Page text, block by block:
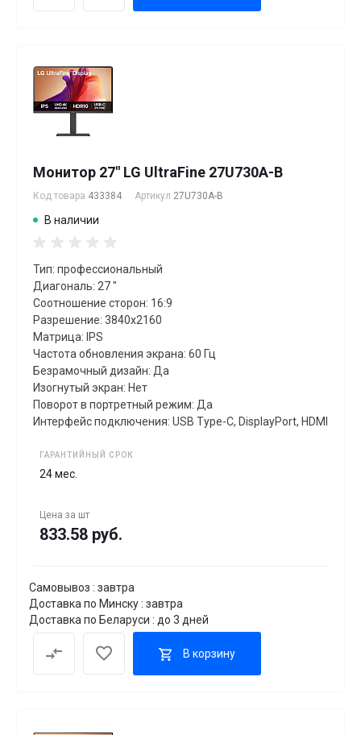
Монитор 27" LG UltraFine 27U730A-B
Код товара 433384 Артикул 27U730A-B
В наличии
Тип: профессиональный
Диагональ: 27 "
Соотношение сторон: 16:9
Разрешение: 3840x2160
Матрица: IPS
Частота обновления экрана: 60 Гц
Безрамочный дизайн: Да
Изогнутый экран: Нет
Поворот в портретный режим: Да
Интерфейс подключения: USB Type-C, DisplayPort, HDMI
ГАРАНТИЙНЫЙ СРОК
24 мес.
Цена за шт
833.58 руб.
Самовывоз : завтра
Доставка по Минску : завтра
Доставка по Беларуси : до 3 дней
В корзину